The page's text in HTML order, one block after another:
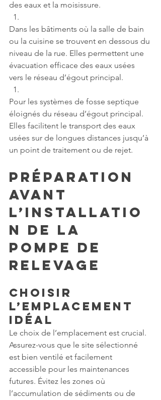
des eaux et la moisissure.
Dans les bâtiments où la salle de bain
ou la cuisine se trouvent en dessous du
niveau de la rue. Elles permettent une
évacuation efficace des eaux usées
vers le réseau d’égout principal.
Pour les systèmes de fosse septique
éloignés du réseau d’égout principal.
Elles facilitent le transport des eaux
usées sur de longues distances jusqu’à
un point de traitement ou de rejet.
Préparation
Avant
l’Installatio
n de la
Pompe de
Relevage
Choisir
l’Emplacement
Idéal
Le choix de l’emplacement est crucial.
Assurez-vous que le site sélectionné
est bien ventilé et facilement
accessible pour les maintenances
futures. Évitez les zones où
l’accumulation de sédiments ou de